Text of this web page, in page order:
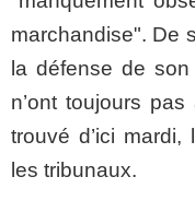
marchandise". De
la défense de
n’ont toujours
trouvé d’ici
les tribunaux.